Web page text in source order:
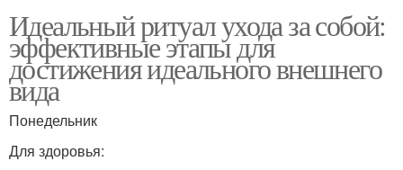
Идеальный ритуал ухода за собой:
эффективные этапы для
достижения идеального внешнего
вида
Понедельник
Для здоровья: